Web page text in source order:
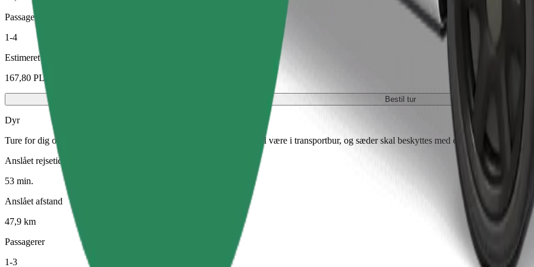
Passagerer
1-4
Estimeret pris
167,80 PLN
Bestil tur
Dyr
Ture for dig og dit kæledyr. Hunde skal bære mundkurv, små dyr skal være i transportbur, og sæder skal beskyttes med et tæppe eller
Anslået rejsetid
53 min.
Anslået afstand
47,9 km
Passagerer
1-3